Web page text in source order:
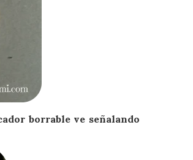
borrable ve señalando